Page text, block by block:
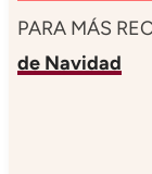
PARA MÁS
de Navidad